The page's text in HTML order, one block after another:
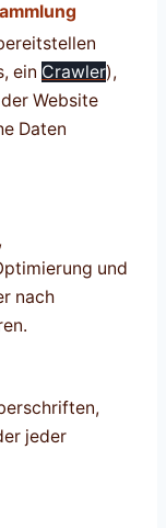
ein Crawler),
der Website
Daten
und
nach
jeder